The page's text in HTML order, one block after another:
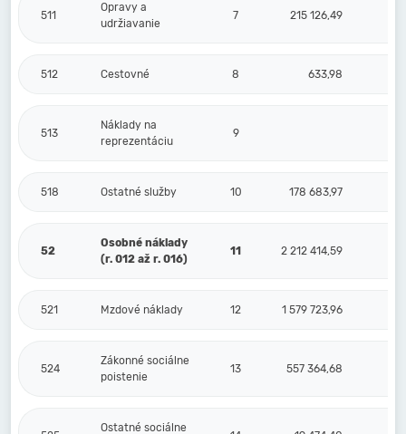
511
Opravy a
udržiavanie
7 215 126,49
512 Cestovné 8 633,98
513
Náklady na
reprezentáciu
9
518 Ostatné služby 10 178 683,97
52
Osobné náklady
(r. 012 až r. 016)
11 2 212 414,59
521 Mzdové náklady 12 1 579 723,96
524
Zákonné sociálne
poistenie
13 557 364,68
Ostatné sociálne